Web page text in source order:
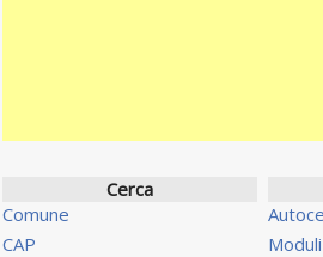
Cerca
Comune
CAP